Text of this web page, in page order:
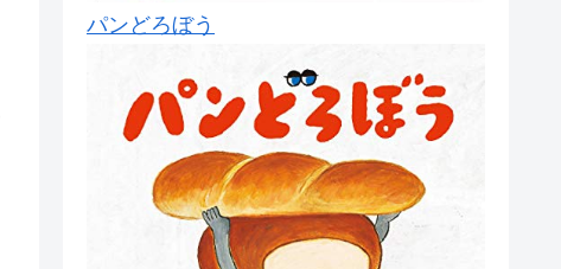
パンどろぼう